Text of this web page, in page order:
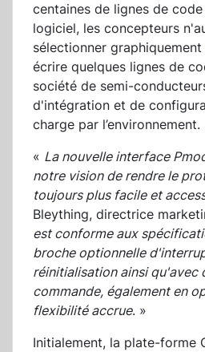
centaines de lignes de
logiciel, les concepteurs
sélectionner
écrire quelques lignes de
société de semi-
d'intégration et de
charge par l’environnement.
« La nouvelle interface
notre vision de rendre le
toujours plus facile et
Bleything, directrice
est conforme aux
broche optionnelle
réinitialisation ainsi qu'avec
commande, également en
flexibilité accrue. »
Initialement, la plate-forme